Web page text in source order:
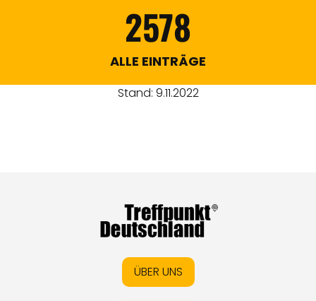
2578
ALLE EINTRÄGE
Stand: 9.11.2022
ÜBER UNS